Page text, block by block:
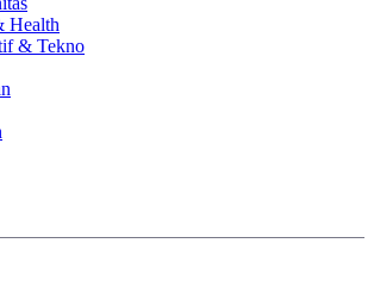
Health
& Tekno